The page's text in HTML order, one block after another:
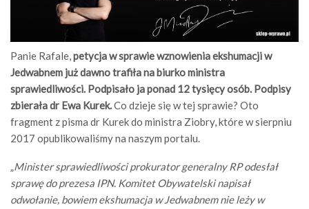
Panie Rafale,petycja w sprawie wznowienia ekshumacji w
Jedwabnem już dawno trafiła na biurko ministra
sprawiedliwości. Podpisało ja ponad 12 tysięcy osób. Podpisy
zbierała dr Ewa Kurek.Co dzieje się w tej sprawie? Oto
fragment z pisma dr Kurek do ministra Ziobry, które w sierpniu
2017 opublikowaliśmy na naszym portalu.
„Minister sprawiedliwości prokurator generalny RP odesłał
sprawę do prezesa IPN. Komitet Obywatelski napisał
odwołanie, bowiem ekshumacja w Jedwabnem nie leży w